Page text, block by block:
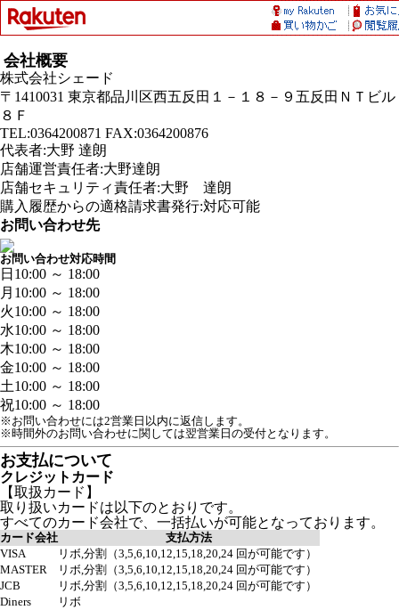
会社概要
株式会社シェード
〒1410031 東京都品川区西五反田１－１８－９五反田ＮＴビル
８Ｆ
TEL:0364200871 FAX:0364200876
代表者:大野 達朗
店舗運営責任者:大野達朗
店舗セキュリティ責任者:大野 達朗
購入履歴からの適格請求書発行:対応可能
お問い合わせ先
お問い合わせ対応時間
日 10:00 ～ 18:00
月 10:00 ～ 18:00
火10:00 ～ 18:00
水10:00 ～ 18:00
木10:00 ～ 18:00
金10:00 ～ 18:00
土10:00 ～ 18:00
祝10:00 ～ 18:00
※お問い合わせには2営業日以内に返信します。
※時間外のお問い合わせに関しては翌営業日の受付となります。
お支払について
クレジットカード
【取扱カード】
取り扱いカードは以下のとおりです。
すべてのカード会社で、一括払いが可能となっております。
カード会社
支払方法
VISA
リボ,分割（3,5,6,10,12,15,18,20,24 回が可能です）
MASTER
リボ,分割（3,5,6,10,12,15,18,20,24 回が可能です）
JCB
リボ,分割（3,5,6,10,12,15,18,20,24 回が可能です）
Diners
リボ